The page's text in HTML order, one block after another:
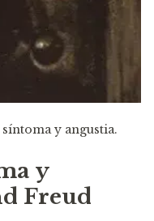
y angustia.
y
Freud